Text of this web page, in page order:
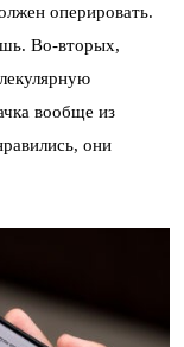
оперировать.
Во-вторых,
вообще из
они